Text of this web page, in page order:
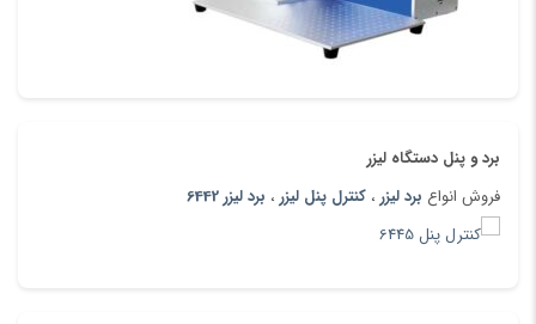
برد و پنل دستگاه لیزر
فروش انواع برد لیزر، کنترل پنل لیزر ، برد لیزر 6442